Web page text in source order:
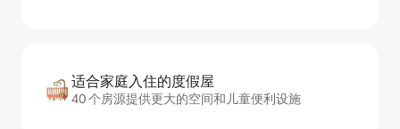
适合家庭入住的度假屋
40 个房源提供更大的空间和儿童便利设施